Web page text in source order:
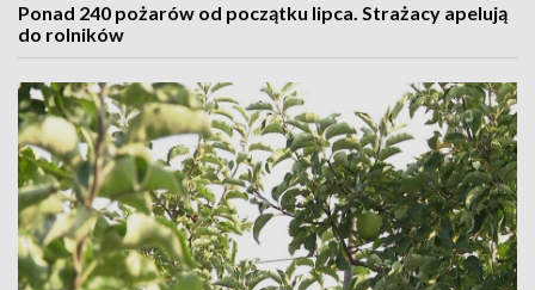
Ponad 240 pożarów od początku lipca. Strażacy apelują
do rolników